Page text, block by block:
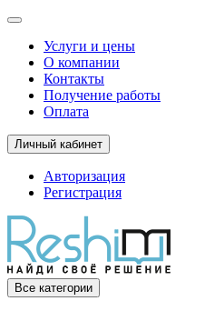
Услуги и цены
О компании
Контакты
Получение работы
Оплата
Личный кабинет
Авторизация
Регистрация
Все категории